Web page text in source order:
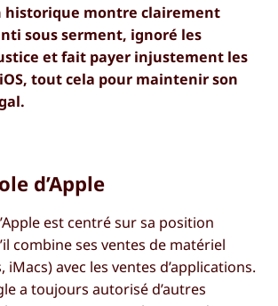
historique montre clairement
sous serment, ignoré les
et fait payer injustement les
tout cela pour maintenir son
d’Apple
est centré sur sa position
combine ses ventes de matériel
iMacs) avec les ventes d’applications.
a toujours autorisé d’autres